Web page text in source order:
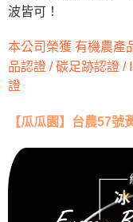
易，需依本服務之必要範
https://aftee.tw/terms/
３．未成年的使用者請事
「AFTEE先享後付」，若
任。
時審查核予不同之上限額
５．嚴禁一人註冊多個帳
波皆可！
本公司榮獲 有機農產
品認證 / 碳足跡認證 /
證
【瓜瓜園】台農57號